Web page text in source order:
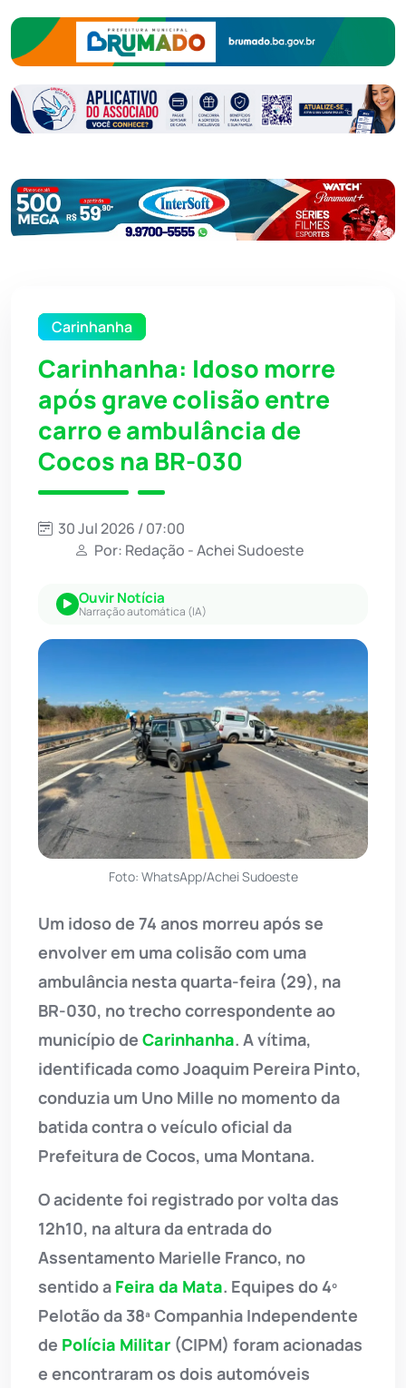
Carinhanha
Carinhanha: Idoso morre
após grave colisão entre
carro e ambulância de
Cocos na BR-030
30 Jul 2026 / 07:00
Por: Redação - Achei Sudoeste
Ouvir Notícia
Narração automática (IA)
Foto: WhatsApp/Achei Sudoeste
Um idoso de 74 anos morreu após se
envolver em uma colisão com uma
ambulância nesta quarta-feira (29), na
BR-030, no trecho correspondente ao
município de Carinhanha. A vítima,
identificada como Joaquim Pereira Pinto,
conduzia um Uno Mille no momento da
batida contra o veículo oficial da
Prefeitura de Cocos, uma Montana.
O acidente foi registrado por volta das
12h10, na altura da entrada do
Assentamento Marielle Franco, no
sentido a Feira da Mata. Equipes do 4º
Pelotão da 38ª Companhia Independente
de Polícia Militar (CIPM) foram acionadas
e encontraram os dois automóveis